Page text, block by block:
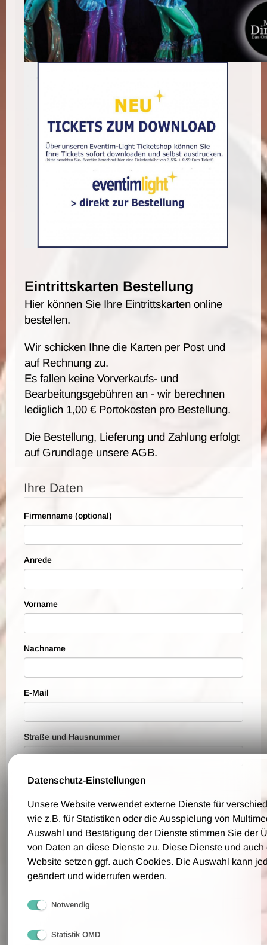
Eintrittskarten Bestellung
Hier können Sie Ihre Eintrittskarten online
bestellen.
Wir schicken Ihne die Karten per Post und
auf Rechnung zu.
Es fallen keine Vorverkaufs- und
Bearbeitungsgebühren an - wir berechnen
lediglich 1,00 € Portokosten pro Bestellung.
Die Bestellung, Lieferung und Zahlung erfolgt
auf Grundlage unsere AGB.
Ihre Daten
Firmenname (optional)
Anrede
Vorname
Nachname
E-Mail
Straße und Hausnummer
PLZ
Bitte geben Sie eine Telefonnummer an, über die wir Sie für eventuelle
Datenschutz-Einstellungen
Unsere Website verwendet externe Dienste für
wie z.B. für Statistiken oder die Ausspielung von
Auswahl und Bestätigung der Dienste stimmen Sie der
von Daten an diese Dienste zu. Diese Dienste und auch
Website setzen ggf. auch Cookies. Die Auswahl kann
geändert und widerrufen werden.
Notwendig
Statistik OMD